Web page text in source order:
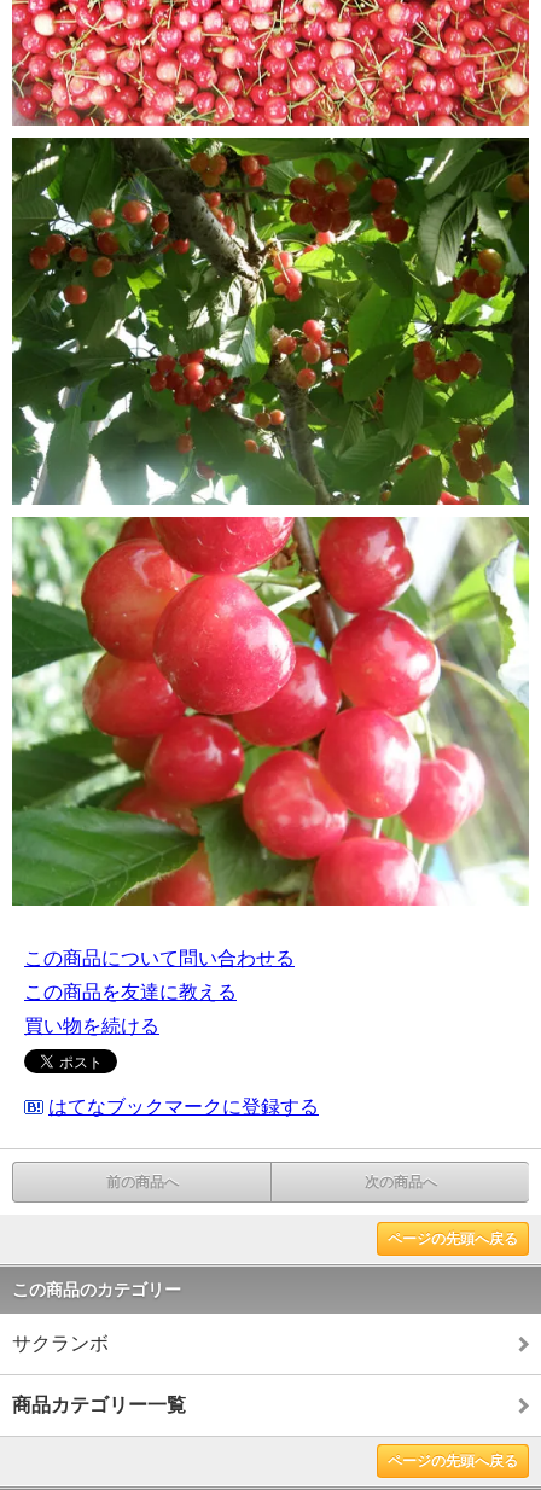
この商品について問い合わせる
この商品を友達に教える
買い物を続ける
はてなブックマークに登録する
前の商品へ 次の商品へ
ページの先頭へ戻る
この商品のカテゴリー
サクランボ
商品カテゴリー一覧
ページの先頭へ戻る